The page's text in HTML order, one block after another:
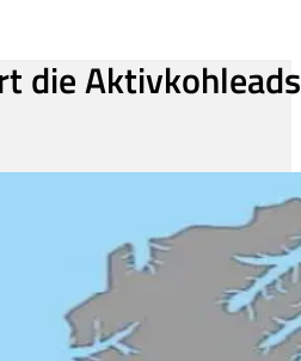
die